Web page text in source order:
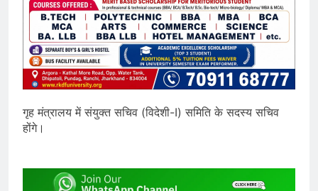
गृह मंत्रालय में संयुक्त सचिव (विदेशी-I) समिति के सदस्य सचिव
होंगे।